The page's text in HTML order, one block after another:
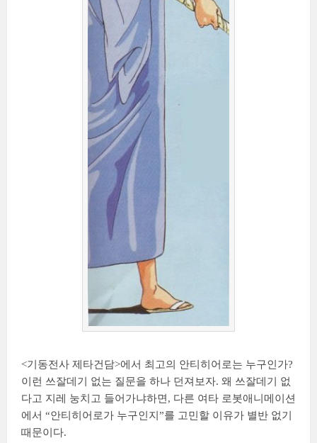
<기동전사 제타건담>에서 최고의 안티히어로는 누구인가?
이런 쓰잘데기 없는 질문을 하나 던져보자. 왜 쓰잘데기 없
다고 지레 눙치고 들어가냐하면, 다른 여타 로봇애니메이션
에서 “안티히어로가 누구인지”를 고민할 이유가 별반 없기
때문이다.